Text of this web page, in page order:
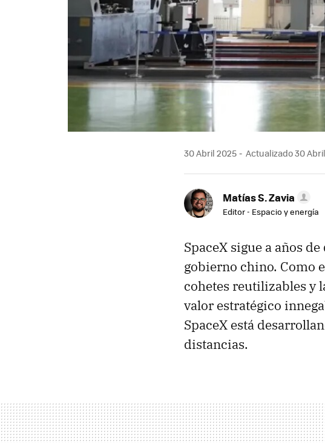
30 Abril 2025 Actualizado 30 Abril
Matías S. Zavia
Editor - Espacio y energía
SpaceX sigue a años
gobierno chino. Como
cohetes reutilizables y
valor estratégico
SpaceX está
distancias.